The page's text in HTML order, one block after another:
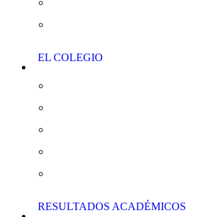
EL COLEGIO
RESULTADOS ACADÉMICOS